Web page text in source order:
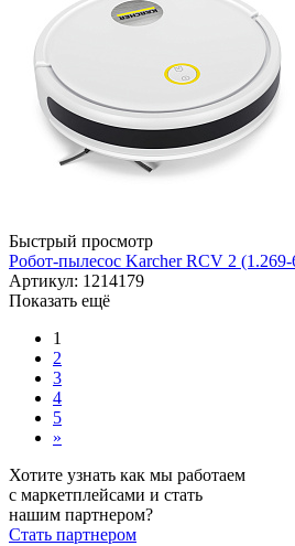
Быстрый просмотр
Робот-пылесос Karcher RCV 2 (1.269-
Артикул: 1214179
Показать ещё
1
2
3
4
5
»
Хотите узнать как мы работаем
с маркетплейсами и стать
нашим партнером?
Стать партнером